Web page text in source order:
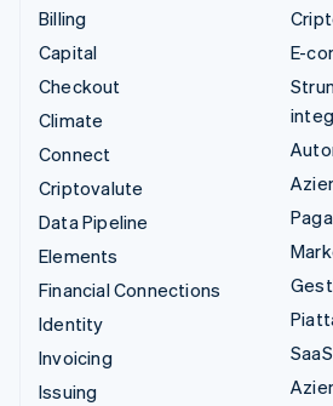
Billing
Capital
Checkout
Climate
Connect
Criptovalute
Data Pipeline
Elements
Financial Connections
Identity
Invoicing
Issuing
E-
SaaS